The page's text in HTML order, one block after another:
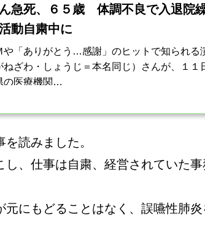
急死、６５歳 体調不良で入退院
動自粛中に
や「ありがとう…感謝」のヒットで知られる
ねざわ・しょうじ＝本名同じ）さんが、１１
の医療機関…
読みました。
し、仕事は自粛、経営されていた事
にもどることはなく、誤嚥性肺炎